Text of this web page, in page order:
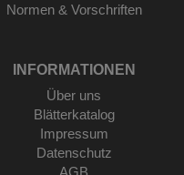
Normen & Vorschriften
INFORMATIONEN
Über uns
Blätterkatalog
Impressum
Datenschutz
AGB